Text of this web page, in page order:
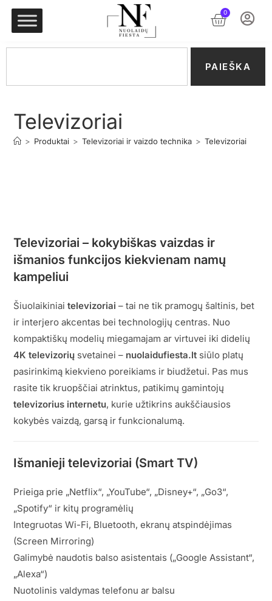
0
PAIEŠKA
Televizoriai
> Produktai > Televizoriai ir vaizdo technika > Televizoriai
Televizoriai – kokybiškas vaizdas ir
išmanios funkcijos kiekvienam namų
kampeliui
Šiuolaikiniaitelevizoriai – tai ne tik pramogų šaltinis, bet
ir interjero akcentas bei technologijų centras. Nuo
kompaktiškų modelių miegamajam ar virtuvei iki didelių
4K televizorių svetainei – nuolaidufiesta.lt siūlo platų
pasirinkimą kiekvieno poreikiams ir biudžetui. Pas mus
rasite tik kruopščiai atrinktus, patikimų gamintojų
televizorius internetu, kurie užtikrins aukščiausios
kokybės vaizdą, garsą ir funkcionalumą.
Išmanieji televizoriai (Smart TV)
Prieiga prie „Netflix“, „YouTube“, „Disney+“, „Go3“,
„Spotify“ ir kitų programėlių
Integruotas Wi-Fi, Bluetooth, ekranų atspindėjimas
(Screen Mirroring)
Galimybė naudotis balso asistentais („Google Assistant“,
„Alexa“)
Nuotolinis valdymas telefonu ar balsu